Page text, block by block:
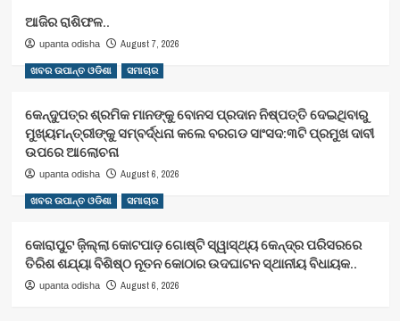
ଆଜିର ରାଶିଫଳ..
upanta odisha August 7, 2026
ଖବର ଉପାନ୍ତ ଓଡିଶା ସମାଚାର
କେନ୍ଦୁପତ୍ର ଶ୍ରମିକ ମାନଙ୍କୁ ବୋନସ ପ୍ରଦାନ ନିଷ୍ପତ୍ତି ଦେଇଥିବାରୁ
ମୁଖ୍ୟମନ୍ତ୍ରୀଙ୍କୁ ସମ୍ବର୍ଦ୍ଧନା କଲେ ବରଗଡ ସାଂସଦ:୩ଟି ପ୍ରମୁଖ ଦାବୀ
ଉପରେ ଆଲୋଚନା
upanta odisha August 6, 2026
ଖବର ଉପାନ୍ତ ଓଡିଶା ସମାଚାର
କୋରାପୁଟ ଜ଼ିଲ୍ଲା କୋଟପାଡ଼ ଗୋଷ୍ଟି ସ୍ୱାସ୍ଥ୍ୟ କେନ୍ଦ୍ର ପରିସରରେ
ତିରିଶ ଶଯ୍ୟା ବିଶିଷ୍ଠ ନୂତନ କୋଠାର ଉଦଘାଟନ ସ୍ଥାନୀୟ ବିଧାୟକ..
upanta odisha August 6, 2026